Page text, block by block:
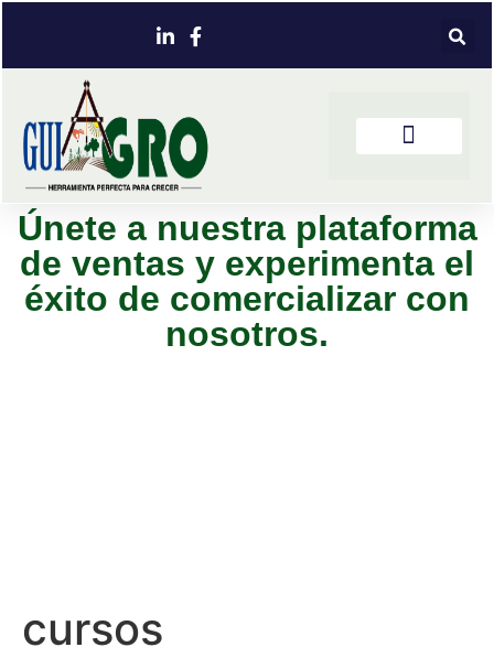
Únete a nuestra plataforma
de ventas y experimenta el
éxito de comercializar con
nosotros.
cursos